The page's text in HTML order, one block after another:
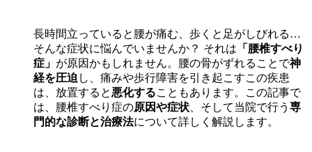
長時間立っていると腰が痛む、歩くと足がしびれる…
そんな症状に悩んでいませんか？ それは 「腰椎すべり
症」 が原因かもしれません。腰の骨がずれることで神
経を圧迫 し、痛みや歩行障害を引き起こすこの疾患
は、放置すると 悪化することもあります。この記事で
は、腰椎すべり症の原因や症状 、そして当院で行う 専
門的な診断と治療法について詳しく解説します。